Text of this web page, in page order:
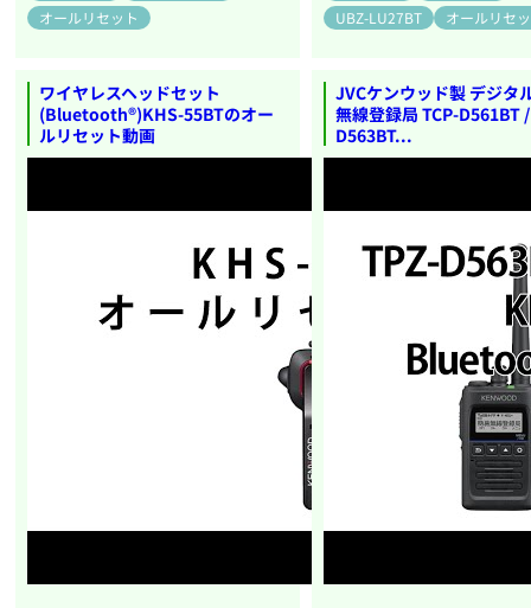
オールリセット
UBZ-LU27BT
オールリセ
ワイヤレスヘッドセット
(Bluetooth®)KHS-55BTのオー
ルリセット動画
JVCケンウッド製 デジタ
無線登録局 TCP-D561BT
D563BT...